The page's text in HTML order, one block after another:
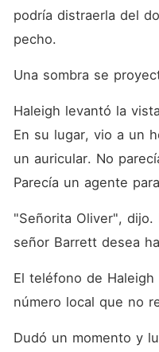
podría distraerla del
pecho.
Una sombra se
Haleigh levantó la
En su lugar, vio a un
un auricular. No
Parecía un agente
"Señorita Oliver",
señor Barrett desea
El teléfono de
número local que no
Dudó un momento y